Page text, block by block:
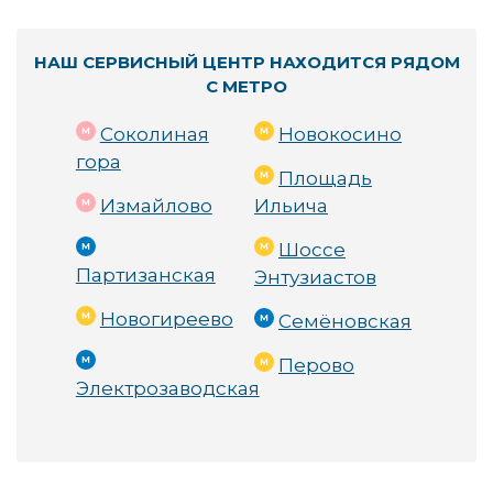
НАШ СЕРВИСНЫЙ ЦЕНТР НАХОДИТСЯ РЯДОМ
С МЕТРО
Соколиная
гора
Измайлово
Партизанская
Новогиреево
Электрозаводская
Новокосино
Площадь
Ильича
Шоссе
Энтузиастов
Семёновская
Перово